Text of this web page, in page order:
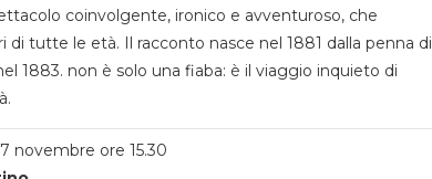
coinvolgente, ironico e avventuroso, che
tutte le età. Il racconto nasce nel 1881 dalla penna di
1883. non è solo una fiaba: è il viaggio inquieto di
novembre ore 15.30